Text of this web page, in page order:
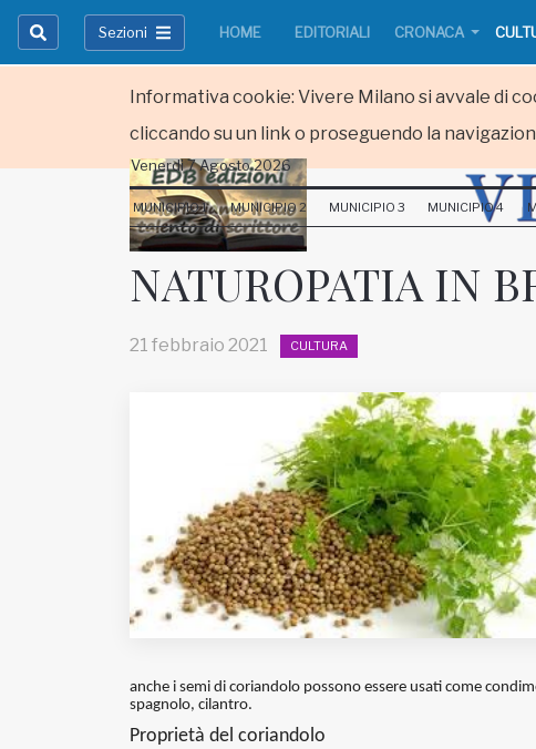
Informativa cookie: Vivere Milano si avvale di
cliccando su un link o proseguendo la
Sezioni HOME EDITORIALI CRONACA
Inviateci le vostre segnalazioni
Fondato e diretto da Enzo De
EDB edizioni - Via Brivio angolo C.
Imbonati, 89 20159 Milano (Italia)
Informativa sulla privacy
Venerdi 7 Agosto 2026
MUNICIPIO 1 MUNICIPIO 2 MUNICIPIO 3 MUNICIPIO 4
NATUROPATIA IN
21 febbraio 2021 CULTURA
anche i semi di coriandolo possono essere usati come
spagnolo, cilantro.
Proprietà del coriandolo